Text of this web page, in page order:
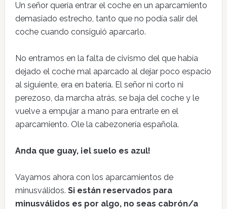
Un señor quería entrar el coche en un aparcamiento
demasiado estrecho, tanto que no podía salir del
coche cuando consiguió aparcarlo.
No entramos en la falta de civismo del que había
dejado el coche mal aparcado al dejar poco espacio
al siguiente, era en batería. El señor ni corto ni
perezoso, da marcha atrás, se baja del coche y le
vuelve a empujar a mano para entrarle en el
aparcamiento. Ole la cabezonería española.
Anda que guay, ¡el suelo es azul!
Vayamos ahora con los aparcamientos de
minusválidos. Si están reservados para
minusválidos es por algo, no seas cabrón/a